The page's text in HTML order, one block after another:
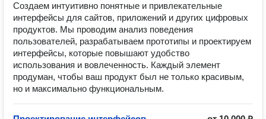
Создаем интуитивно понятные и привлекательные
интерфейсы для сайтов, приложений и других цифровых
продуктов. Мы проводим анализ поведения
пользователей, разрабатываем прототипы и проектируем
интерфейсы, которые повышают удобство
использования и вовлеченность. Каждый элемент
продуман, чтобы ваш продукт был не только красивым,
но и максимально функциональным.